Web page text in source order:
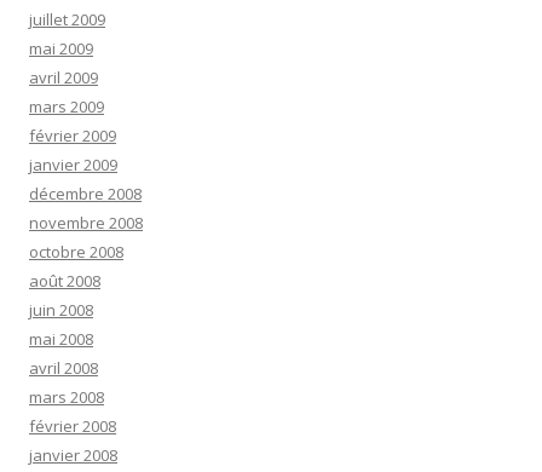
juillet 2009
mai 2009
avril 2009
mars 2009
février 2009
janvier 2009
décembre 2008
novembre 2008
octobre 2008
août 2008
juin 2008
mai 2008
avril 2008
mars 2008
février 2008
janvier 2008